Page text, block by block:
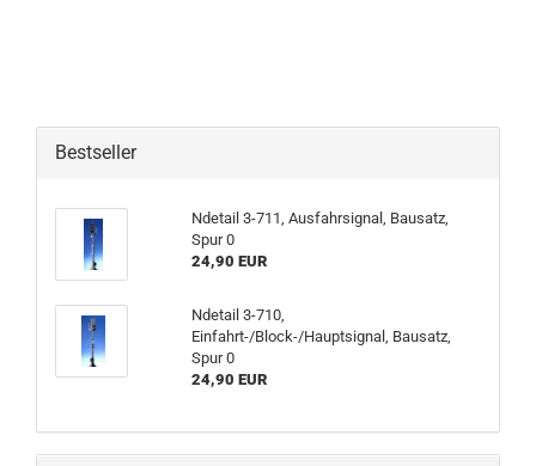
Bestseller
Ndetail 3-711, Ausfahrsignal, Bausatz,
Spur 0
24,90 EUR
Ndetail 3-710,
Einfahrt-/Block-/Hauptsignal, Bausatz,
Spur 0
24,90 EUR